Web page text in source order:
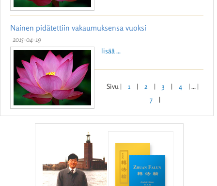
Nainen pidätettiin vakaumuksensa vuoksi
2015-04-19
lisää ...
Sivu | 1 | 2 | 3 | 4
| ... |
7
|